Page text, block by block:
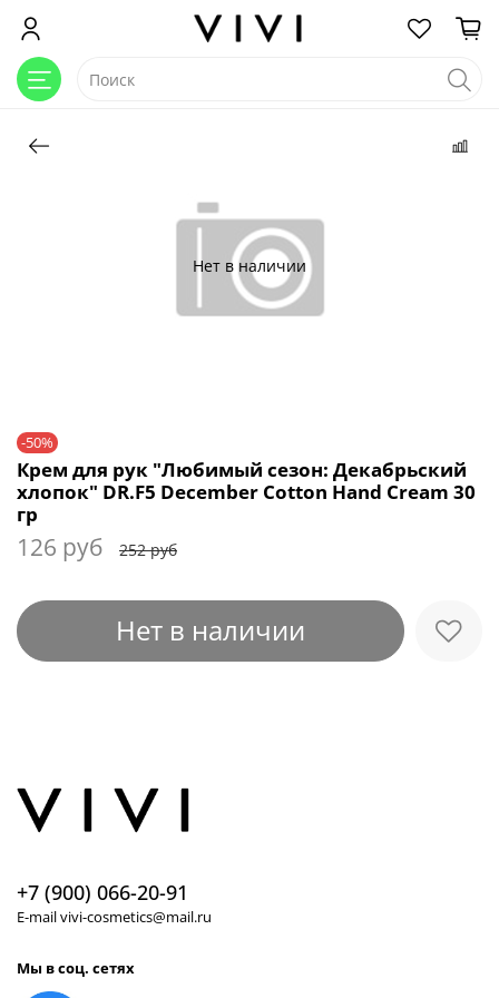
Нет в наличии
-50%
Крем для рук "Любимый сезон: Декабрьский
хлопок" DR.F5 December Cotton Hand Cream 30
гр
126 руб 252 руб
Нет в наличии
+7 (900) 066-20-91
E-mail vivi-cosmetics@mail.ru
Мы в соц. сетях